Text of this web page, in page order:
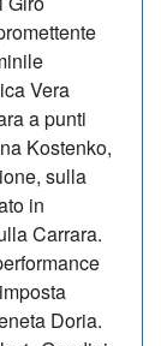
Vera
a punti
Kostenko,
sulla
in
Carrara.
Doria.